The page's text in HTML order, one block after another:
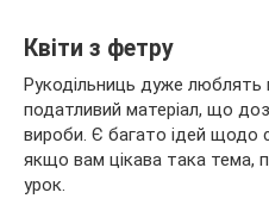
Квіти з фетру
Рукодільниць дуже
податливий матеріал, що
вироби. Є багато ідей щодо
якщо вам цікава така тема,
урок.